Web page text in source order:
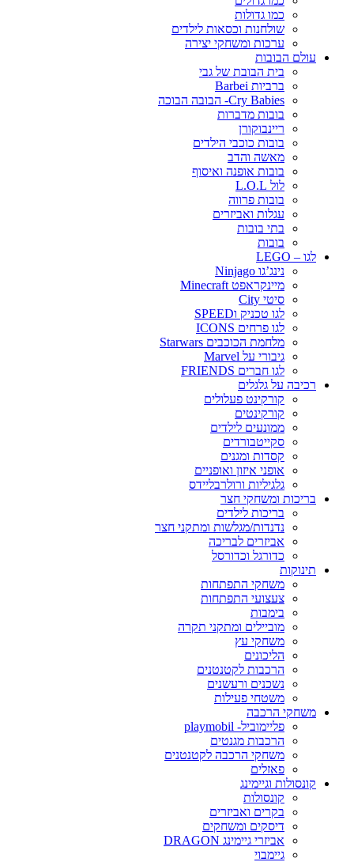
כמו גדולות
שולחנות וכסאות לילדים
ערכות ומשחקי יצירה
עולם הבובות
בית הבובת של גבי
ברביות Barbei
Cry Babies- הבובה הבוכה
בובות מדברות
ריינבוקורן
בובות כוכבי הילדים
מאשה והדב
בובות אופנה ואיסוף
לול L.O.L
בובות פרווה
עגלות ואביזרים
בתי בובות
בובות
לגו – LEGO
נינג’גו Ninjago
מיינקראפט Minecraft
סיטי City
לגו טכניק וSPEED
לגו פרחים ICONS
מלחמת הכוכבים Starwars
גיבורי על Marvel
לגו חברים FRIENDS
רכיבה על גלגלים
קורקינט פעלולים
קורקינטים
ממונעים לילדים
סקייטבורדים
קסדות ומגנים
אופני איזון ואופניים
גלגיליות ורולרבליידס
בריכות ומשחקי חצר
בריכות לילדים
נדנדות/מגלשות ומתקני חצר
אביזרים לבריכה
כדורגל וכדורסל
תינוקות
משחקי התפתחות
צעצועי התפתחות
בימבות
מוביילים ומתקני תקרה
משחקי עץ
הליכונים
הרכבות לקטנטנים
נשכנים ורעשנים
משטחי פעילות
משחקי הרכבה
פליימוביל- playmobil
הרכבות מגנטים
משחקי הרכבה לקטנטנים
פאזלים
קונסולות וגיימינג
קונסולות
בקרים ואביזרים
דיסקים ומשחקים
אביזרי גיימינג DRAGON
גיימבוי